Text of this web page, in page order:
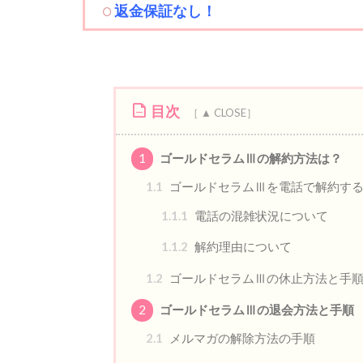
返金保証なし！
目次
1
ゴールドセラムⅢの解約方法は？
1.1
ゴールドセラムⅢを電話で解約す
1.1.1
電話の混雑状況について
1.1.2 解約理由について
1.2 ゴールドセラムⅢの休止方法と手順
2
ゴールドセラムⅢの退会方法と手順
2.1
メルマガの解除方法の手順